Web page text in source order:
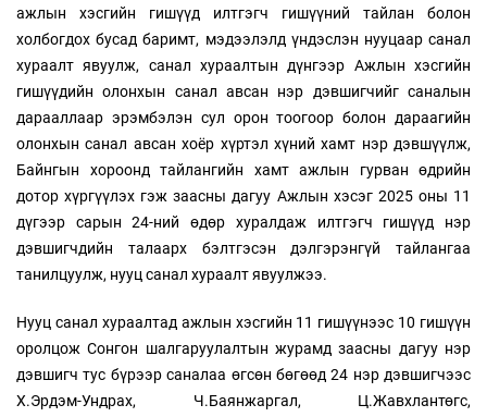
ажлын хэсгийн гишүүд илтгэгч гишүүний тайлан болон
холбогдох бусад баримт, мэдээлэлд үндэслэн нууцаар санал
хураалт явуулж, санал хураалтын дүнгээр Ажлын хэсгийн
гишүүдийн олонхын санал авсан нэр дэвшигчийг саналын
дарааллаар эрэмбэлэн сул орон тоогоор болон дараагийн
олонхын санал авсан хоёр хүртэл хүний хамт нэр дэвшүүлж,
Байнгын хороонд тайлангийн хамт ажлын гурван өдрийн
дотор хүргүүлэх гэж заасны дагуу Ажлын хэсэг 2025 оны 11
дүгээр сарын 24-ний өдөр хуралдаж илтгэгч гишүүд нэр
дэвшигчдийн талаарх бэлтгэсэн дэлгэрэнгүй тайлангаа
танилцуулж, нууц санал хураалт явуулжээ.
Нууц санал хураалтад ажлын хэсгийн 11 гишүүнээс 10 гишүүн
оролцож Сонгон шалгаруулалтын журамд заасны дагуу нэр
дэвшигч тус бүрээр саналаа өгсөн бөгөөд 24 нэр дэвшигчээс
Х.Эрдэм-Ундрах, Ч.Баянжаргал, Ц.Жавхлантөгс,